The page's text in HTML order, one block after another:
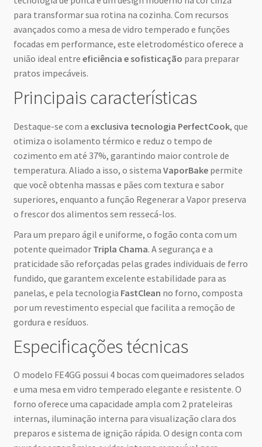
para transformar sua rotina na cozinha. Com recursos
avançados como a mesa de vidro temperado e funções
focadas em performance, este eletrodoméstico oferece a
união ideal entre eficiência e sofisticação para preparar
pratos impecáveis.
Principais características
Destaque-se com a exclusiva tecnologia PerfectCook, que
otimiza o isolamento térmico e reduz o tempo de
cozimento em até 37%, garantindo maior controle de
temperatura. Aliado a isso, o sistema VaporBakepermite
que você obtenha massas e pães com textura e sabor
superiores, enquanto a função Regenerar a Vapor preserva
o frescor dos alimentos sem ressecá-los.
Para um preparo ágil e uniforme, o fogão conta com um
potente queimador Tripla Chama. A segurança e a
praticidade são reforçadas pelas grades individuais de ferro
fundido, que garantem excelente estabilidade para as
panelas, e pela tecnologia FastClean no forno, composta
por um revestimento especial que facilita a remoção de
gordura e resíduos.
Especificações técnicas
O modelo FE4GG possui 4 bocas com queimadores selados
e uma mesa em vidro temperado elegante e resistente. O
forno oferece uma capacidade ampla com 2 prateleiras
internas, iluminação interna para visualização clara dos
preparos e sistema de ignição rápida. O design conta com